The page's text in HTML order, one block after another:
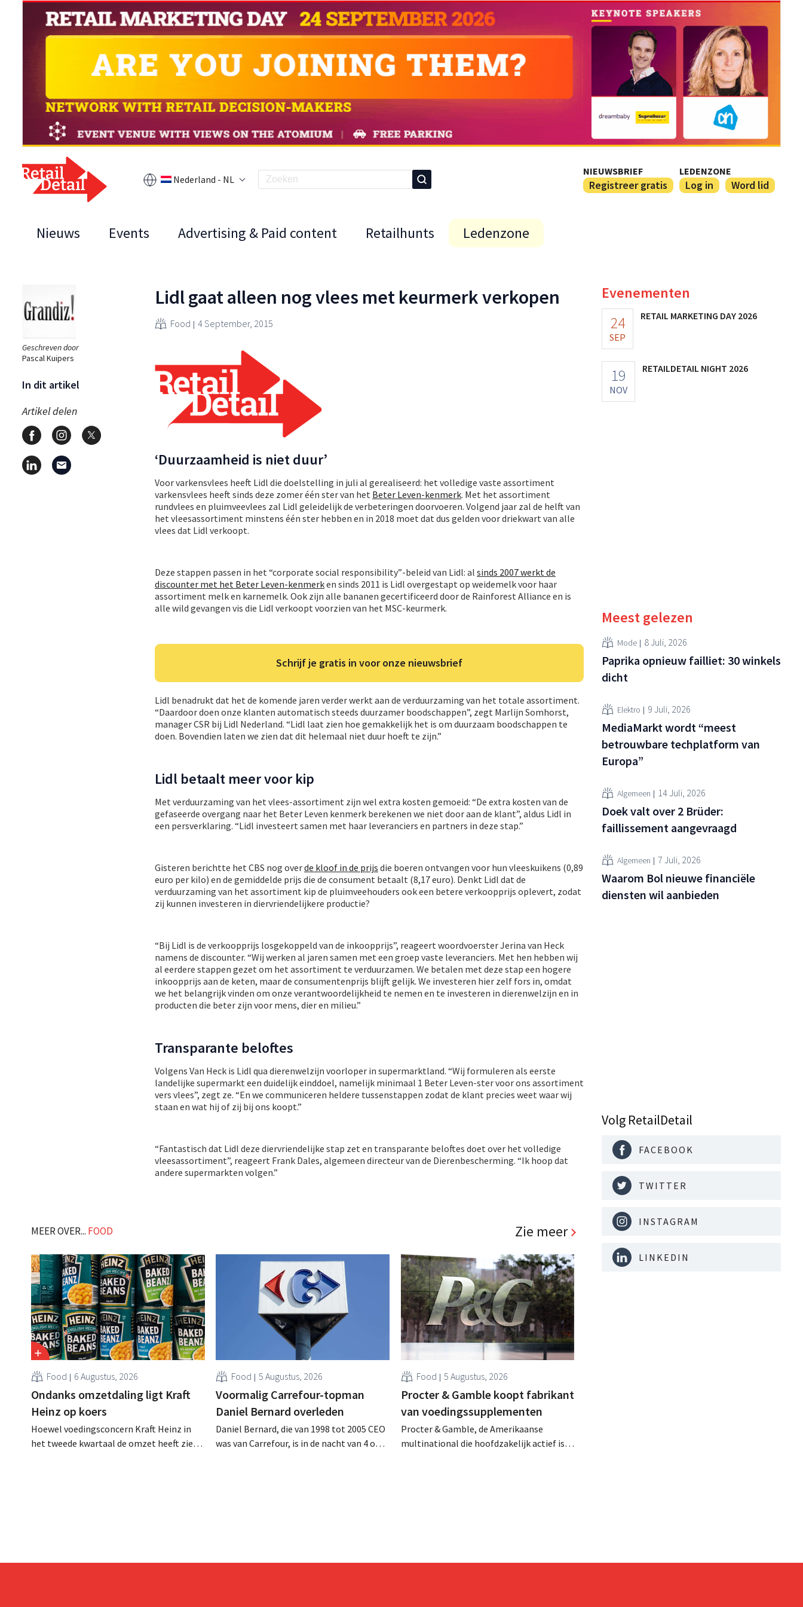
Nederland - NL
NIEUWSBRIEF
Registreer gratis
LEDENZONE
Log in Word lid
Nieuws Events Advertising & Paid content Retailhunts Ledenzone
Geschreven door
Pascal Kuipers
In dit artikel
Artikel delen
Lidl gaat alleen nog vlees met keurmerk verkopen
Food 4 September, 2015
‘Duurzaamheid is niet duur’
Voor varkensvlees heeft Lidl die doelstelling in juli al gerealiseerd: het volledige vaste assortiment
varkensvlees heeft sinds deze zomer één ster van het Beter Leven-kenmerk. Met het assortiment
rundvlees en pluimveevlees zal Lidl geleidelijk de verbeteringen doorvoeren. Volgend jaar zal de helft van
het vleesassortiment minstens één ster hebben en in 2018 moet dat dus gelden voor driekwart van alle
vlees dat Lidl verkoopt.
Deze stappen passen in het “corporate social responsibility”-beleid van Lidl: al sinds 2007 werkt de
discounter met het Beter Leven-kenmerken sinds 2011 is Lidl overgestapt op weidemelk voor haar
assortiment melk en karnemelk. Ook zijn alle bananen gecertificeerd door de Rainforest Alliance en is
alle wild gevangen vis die Lidl verkoopt voorzien van het MSC-keurmerk.
Schrijf je gratis in voor onze nieuwsbrief
Lidl benadrukt dat het de komende jaren verder werkt aan de verduurzaming van het totale assortiment.
“Daardoor doen onze klanten automatisch steeds duurzamer boodschappen”, zegt Marlijn Somhorst,
manager CSR bij Lidl Nederland. “Lidl laat zien hoe gemakkelijk het is om duurzaam boodschappen te
doen. Bovendien laten we zien dat dit helemaal niet duur hoeft te zijn.”
Lidl betaalt meer voor kip
Met verduurzaming van het vlees-assortiment zijn wel extra kosten gemoeid: “De extra kosten van de
gefaseerde overgang naar het Beter Leven kenmerk berekenen we niet door aan de klant”, aldus Lidl in
een persverklaring. “Lidl investeert samen met haar leveranciers en partners in deze stap.”
Gisteren berichtte het CBS nog overde kloof in de prijs die boeren ontvangen voor hun vleeskuikens (0,89
euro per kilo) en de gemiddelde prijs die de consument betaalt (8,17 euro). Denkt Lidl dat de
verduurzaming van het assortiment kip de pluimveehouders ook een betere verkoopprijs oplevert, zodat
zij kunnen investeren in diervriendelijkere productie?
“Bij Lidl is de verkoopprijs losgekoppeld van de inkoopprijs”, reageert woordvoerster Jerina van Heck
namens de discounter. “Wij werken al jaren samen met een groep vaste leveranciers. Met hen hebben wij
al eerdere stappen gezet om het assortiment te verduurzamen. We betalen met deze stap een hogere
inkoopprijs aan de keten, maar de consumentenprijs blijft gelijk. We investeren hier zelf fors in, omdat
we het belangrijk vinden om onze verantwoordelijkheid te nemen en te investeren in dierenwelzijn en in
producten die beter zijn voor mens, dier en milieu.”
Transparante beloftes
Volgens Van Heck is Lidl qua dierenwelzijn voorloper in supermarktland. “Wij formuleren als eerste
landelijke supermarkt een duidelijk einddoel, namelijk minimaal 1 Beter Leven-ster voor ons assortiment
vers vlees”, zegt ze. “En we communiceren heldere tussenstappen zodat de klant precies weet waar wij
staan en wat hij of zij bij ons koopt.”
“Fantastisch dat Lidl deze diervriendelijke stap zet en transparante beloftes doet over het volledige
vleesassortiment”, reageert Frank Dales, algemeen directeur van de Dierenbescherming. “Ik hoop dat
andere supermarkten volgen.”
MEER OVER... FOOD Zie meer
Food 6 Augustus, 2026
Ondanks omzetdaling ligt Kraft
Heinz op koers
Hoewel voedingsconcern Kraft Heinz in
het tweede kwartaal de omzet heeft zien
Food 5 Augustus, 2026
Voormalig Carrefour-topman
Daniel Bernard overleden
Daniel Bernard, die van 1998 tot 2005 CEO
was van Carrefour, is in de nacht van 4 op 5
Food 5 Augustus, 2026
Procter & Gamble koopt fabrikant
van voedingssupplementen
Procter & Gamble, de Amerikaanse
multinational die hoofdzakelijk actief is in
Evenementen
24
SEP
RETAIL MARKETING DAY 2026
19
NOV
RETAILDETAIL NIGHT 2026
Meest gelezen
Mode 8 Juli, 2026
Paprika opnieuw failliet: 30 winkels
dicht
Elektro 9 Juli, 2026
MediaMarkt wordt “meest
betrouwbare techplatform van
Europa”
Algemeen 14 Juli, 2026
Doek valt over 2 Brüder:
faillissement aangevraagd
Algemeen 7 Juli, 2026
Waarom Bol nieuwe financiële
diensten wil aanbieden
Volg RetailDetail
FACEBOOK
TWITTER
INSTAGRAM
LINKEDIN